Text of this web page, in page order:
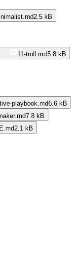
2.5 kB
11-troll.md5.8 kB
playbook.md6.6 kB
7.8 kB
2.1 kB